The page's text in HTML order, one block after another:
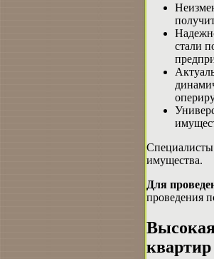
стали
Специалисты
имущества.
Для
проведения
квартир